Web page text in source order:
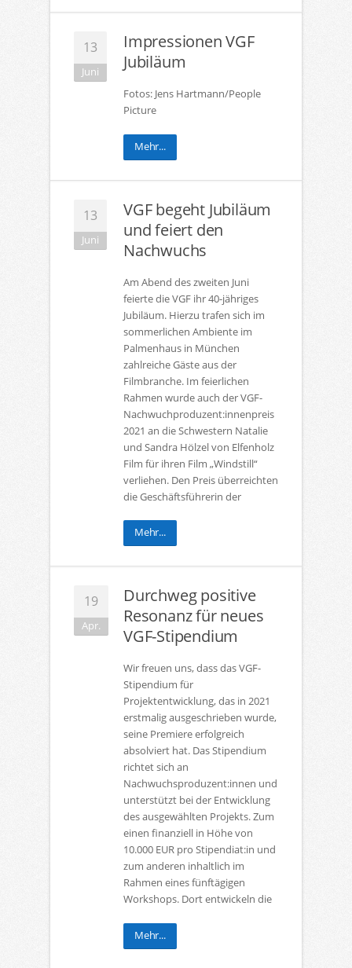
13
Juni
Impressionen VGF
Jubiläum
Fotos: Jens Hartmann/People
Picture
Mehr...
13
Juni
VGF begeht Jubiläum
und feiert den
Nachwuchs
Am Abend des zweiten Juni
feierte die VGF ihr 40-jähriges
Jubiläum. Hierzu trafen sich im
sommerlichen Ambiente im
Palmenhaus in München
zahlreiche Gäste aus der
Filmbranche. Im feierlichen
Rahmen wurde auch der VGF-
Nachwuchproduzent:innenpreis
2021 an die Schwestern Natalie
und Sandra Hölzel von Elfenholz
Film für ihren Film „Windstill“
verliehen. Den Preis überreichten
die Geschäftsführerin der
Mehr...
19
Apr.
Durchweg positive
Resonanz für neues
VGF-Stipendium
Wir freuen uns, dass das VGF-
Stipendium für
Projektentwicklung, das in 2021
erstmalig ausgeschrieben wurde,
seine Premiere erfolgreich
absolviert hat. Das Stipendium
richtet sich an
Nachwuchsproduzent:innen und
unterstützt bei der Entwicklung
des ausgewählten Projekts. Zum
einen finanziell in Höhe von
10.000 EUR pro Stipendiat:in und
zum anderen inhaltlich im
Rahmen eines fünftägigen
Workshops. Dort entwickeln die
Mehr...